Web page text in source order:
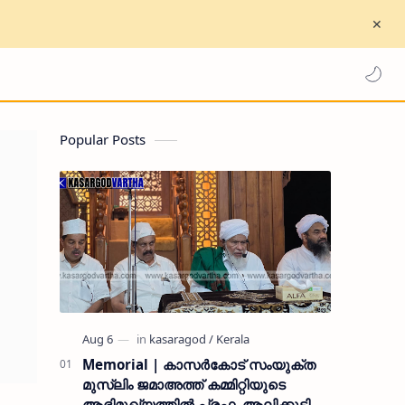
Popular Posts
Memorial | കാസർകോട് സംയുക്ത
മുസ്ലിം ജമാഅത്ത് കമ്മിറ്റിയുടെ